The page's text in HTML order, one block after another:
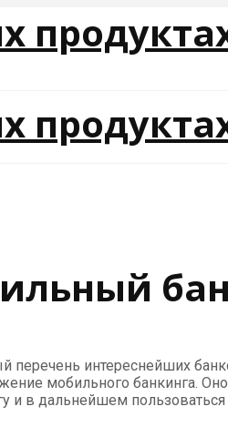
перечень интереснейших
мобильного банкинга.
и в дальнейшем